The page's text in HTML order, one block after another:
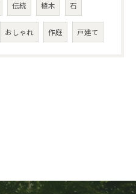
伝統 植木 石
おしゃれ 作庭 戸建て